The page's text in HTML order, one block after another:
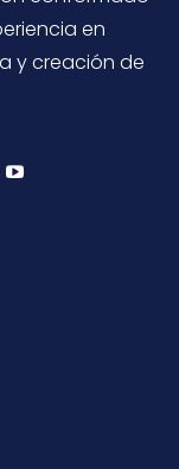
en
y creación de